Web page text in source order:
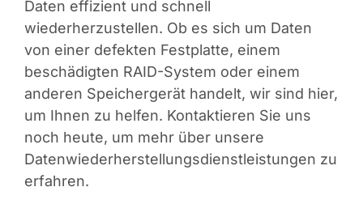
Daten effizient und schnell
wiederherzustellen. Ob es sich um Daten
von einer defekten Festplatte, einem
beschädigten RAID-System oder einem
anderen Speichergerät handelt, wir sind hier,
um Ihnen zu helfen. Kontaktieren Sie uns
noch heute, um mehr über unsere
Datenwiederherstellungsdienstleistungen zu
erfahren.